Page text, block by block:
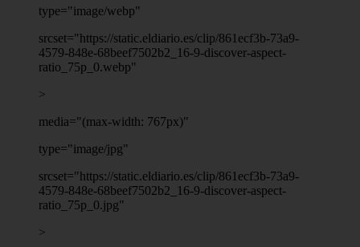
type="image/webp"
srcset="https://static.eldiario.es/clip/861ecf3b-73a9-
4579-848e-68beef7502b2_16-9-discover-aspect-
ratio_75p_0.webp"
>
media="(max-width: 767px)"
type="image/jpg"
srcset="https://static.eldiario.es/clip/861ecf3b-73a9-
4579-848e-68beef7502b2_16-9-discover-aspect-
ratio_75p_0.jpg"
>